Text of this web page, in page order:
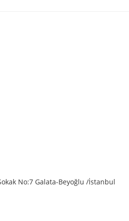
No:7 Galata-Beyoğlu /İstanbul